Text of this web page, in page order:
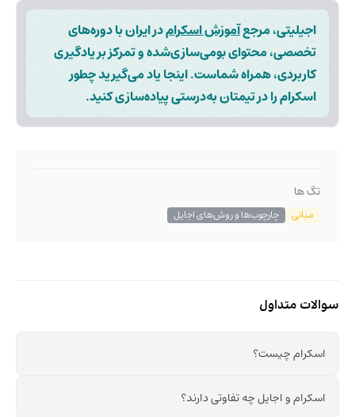
اجیلیتی، مرجعآموزش اسکرامدر ایران با دوره‌های
تخصصی، محتوای بومی‌سازی‌شده و تمرکز بر یادگیری
کاربردی، همراه شماست. اینجا یاد می‌گیرید چطور
اسکرام را در تیمتان به‌درستی پیاده‌سازی کنید.
تگ ها
مبانی چارچوب‌ها و روش‌های اجایل
سوالات متداول
اسکرام چیست؟
اسکرام و اجایل چه تفاوتی دارند؟